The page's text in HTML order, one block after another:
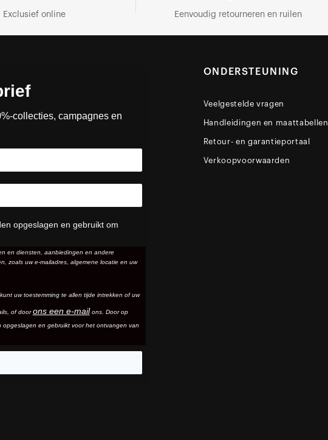
Exclusief online Eenvoudig retourneren en ruilen
collecties, campagnes en
opgeslagen en gebruikt om
en diensten, aanbiedingen en andere
zoals uw e-mailadres, algemene locatie en uw
uw toestemming te allen tijde intrekken of uw
, of doorons een e-mailons. Door op
en gebruikt voor het ontvangen van
ONDERSTEUNING
Veelgestelde vragen
Handleidingen en maattabellen
Retour- en garantieportaal
Verkoopvoorwaarden